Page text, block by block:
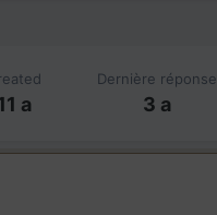
a
Dernière réponse
3 a